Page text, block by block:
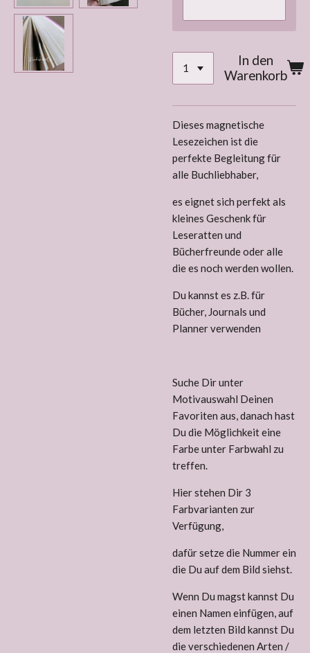
In den
Warenkorb
Dieses magnetische
Lesezeichen ist die
perfekte Begleitung für
alle Buchliebhaber,
es eignet sich perfekt als
kleines Geschenk für
Leseratten und
Bücherfreunde oder alle
die es noch werden wollen.
Du kannst es z.B. für
Bücher, Journals und
Planner verwenden
Suche Dir unter
Motivauswahl Deinen
Favoriten aus, danach hast
Du die Möglichkeit eine
Farbe unter Farbwahl zu
treffen.
Hier stehen Dir 3
Farbvarianten zur
Verfügung,
dafür setze die Nummer ein
die Du auf dem Bild siehst.
Wenn Du magst kannst Du
einen Namen einfügen, auf
dem letzten Bild kannst Du
die verschiedenen Arten /